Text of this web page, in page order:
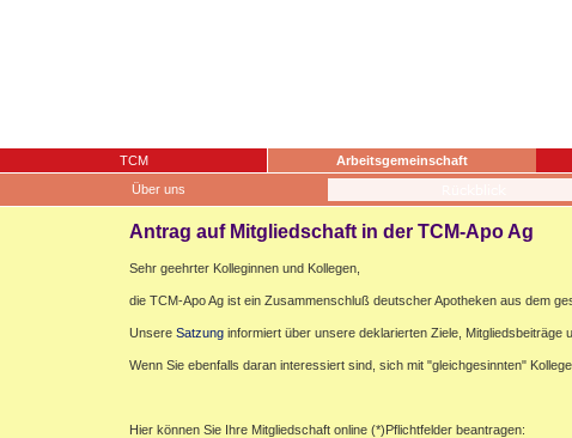
TCM Arbeitsgemeinschaft
Über uns
Antrag auf Mitgliedschaft in der TCM-Apo Ag
Sehr geehrter Kolleginnen und Kollegen,
die TCM-Apo Ag ist ein Zusammenschluß deutscher Apotheken aus dem
Unsere Satzung informiert über unsere deklarierten Ziele, Mitgliedsbeiträge
Wenn Sie ebenfalls daran interessiert sind, sich mit "gleichgesinnten"
Hier können Sie Ihre Mitgliedschaft online (*)Pflichtfelder beantragen: